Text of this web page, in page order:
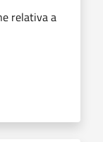
relativa a